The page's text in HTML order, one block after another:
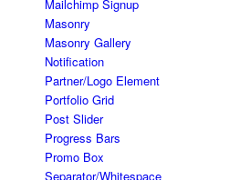
Mailchimp Signup
Masonry
Masonry Gallery
Notification
Partner/Logo Element
Portfolio Grid
Post Slider
Progress Bars
Promo Box
Separator/Whitespace